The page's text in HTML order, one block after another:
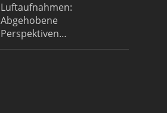
Luftaufnahmen:
Abgehobene
Perspektiven…